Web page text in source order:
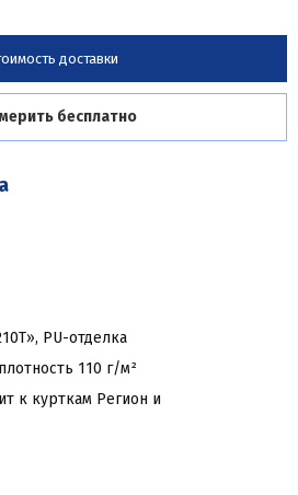
доставки
бесплатно
PU-отделка
110 г/м²
к курткам Регион и